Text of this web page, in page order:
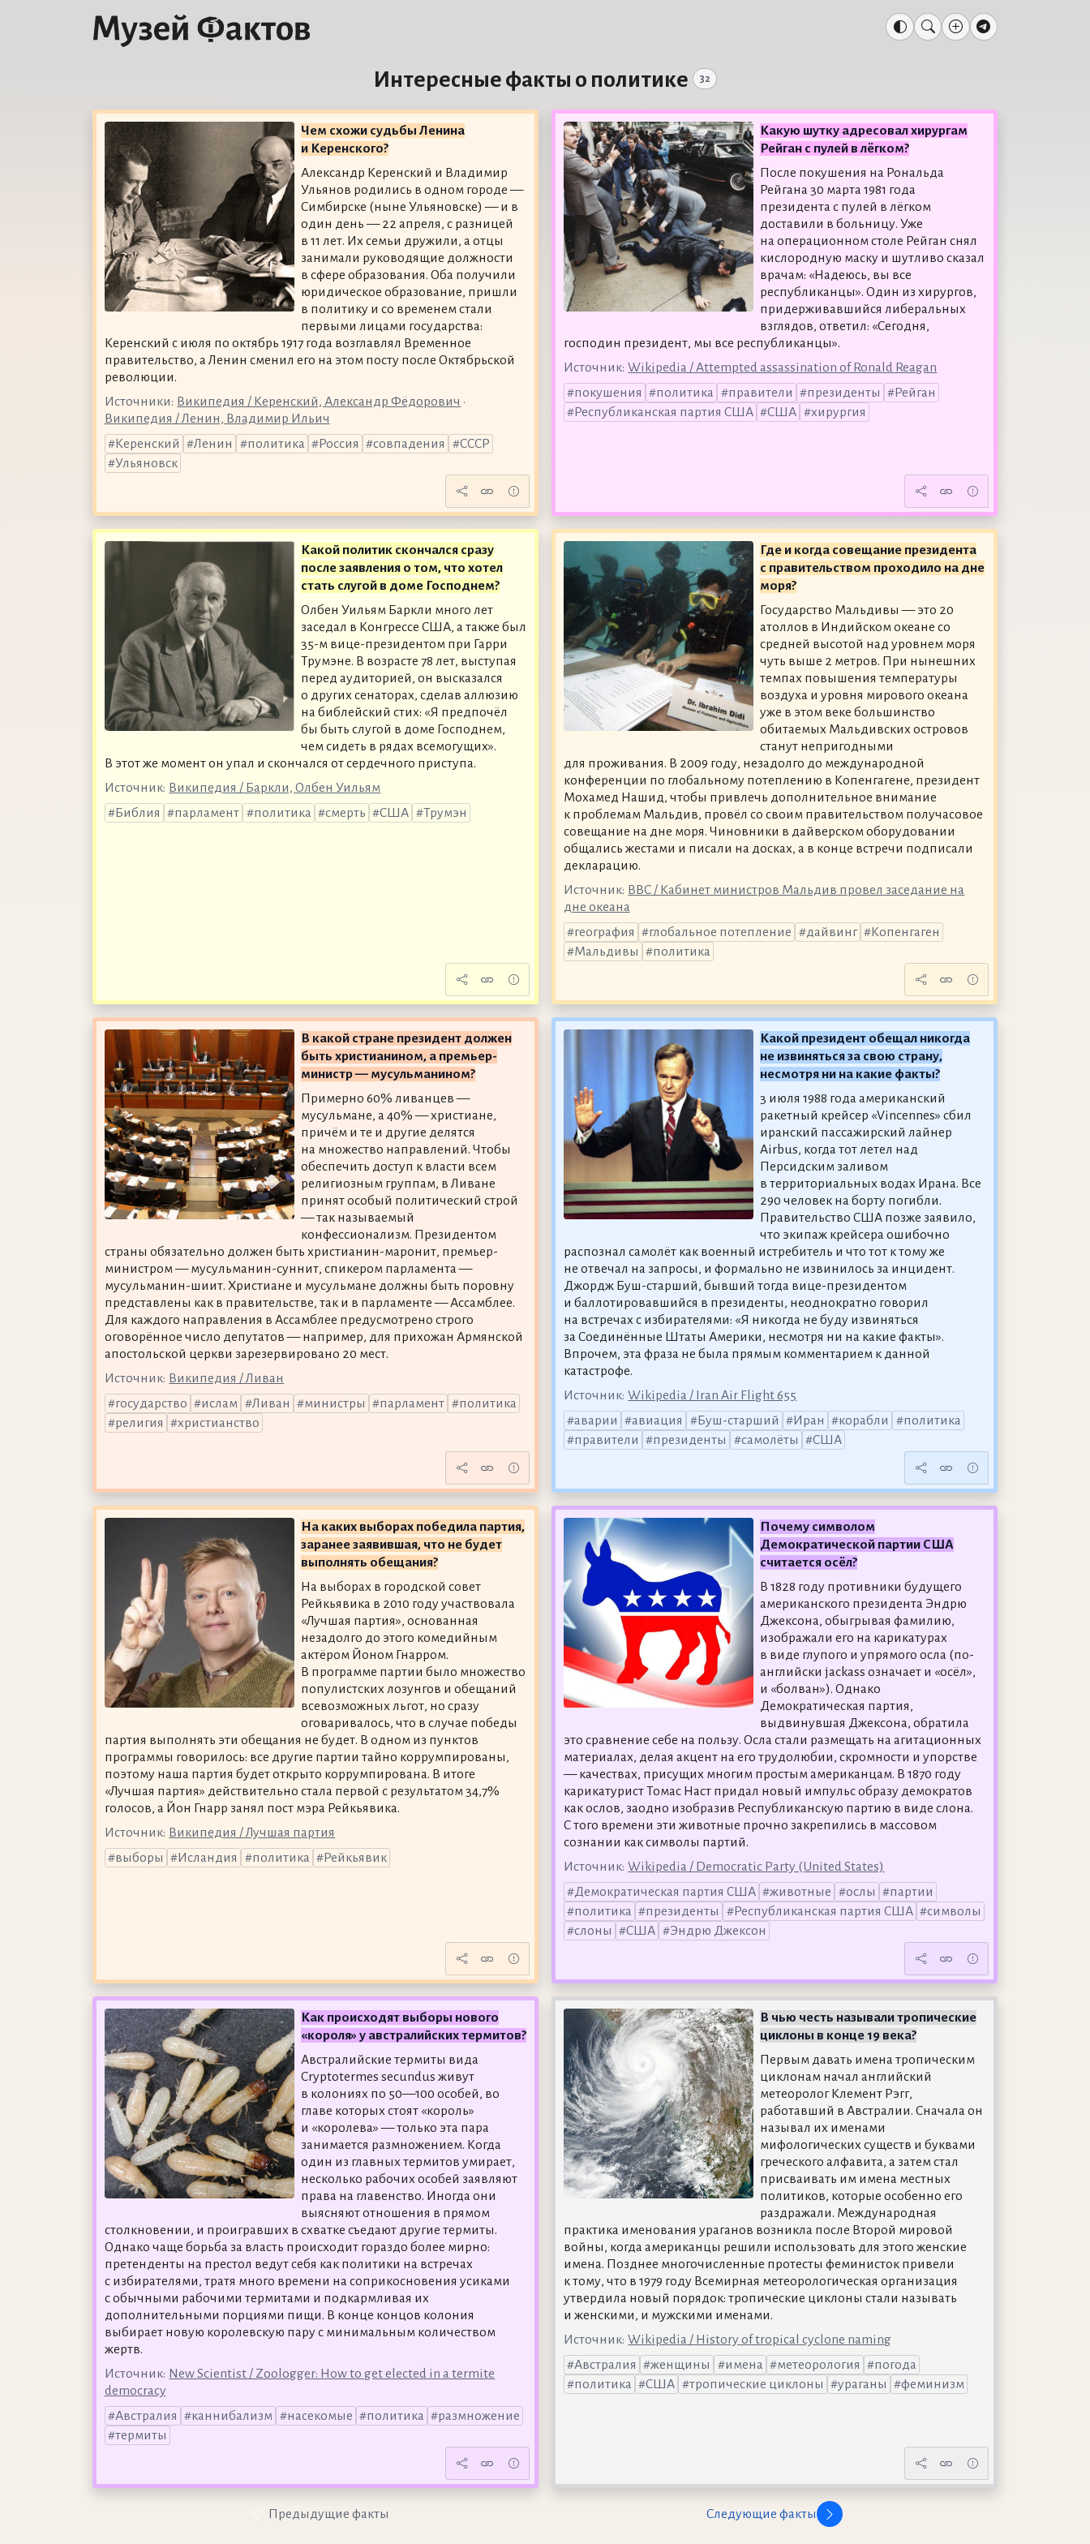
Интересные факты о политике 32
Чем схожи судьбы Ленина
и Керенского?
Александр Керенский и Владимир
Ульянов родились в одном городе —
Симбирске (ныне Ульяновске) — и в
один день — 22 апреля, с разницей
в 11 лет. Их семьи дружили, а отцы
занимали руководящие должности
в сфере образования. Оба получили
юридическое образование, пришли
в политику и со временем стали
первыми лицами государства:
Керенский с июля по октябрь 1917 года возглавлял Временное
правительство, а Ленин сменил его на этом посту после Октябрьской
революции.
Источники: Википедия / Керенский, Александр Фёдорович •
Википедия / Ленин, Владимир Ильич
Керенский
Ленин политика Россия совпадения
СССР
Ульяновск
Какую шутку адресовал хирургам
Рейган с пулей в лёгком?
После покушения на Рональда
Рейгана 30 марта 1981 года
президента с пулей в лёгком
доставили в больницу. Уже
на операционном столе Рейган снял
кислородную маску и шутливо сказал
врачам: «Надеюсь, вы все
республиканцы». Один из хирургов,
придерживавшийся либеральных
взглядов, ответил: «Сегодня,
господин президент, мы все республиканцы».
Источник: Wikipedia / Attempted assassination of Ronald Reagan
покушения
политика правители президенты
Рейган
Республиканская партия США
США хирургия
Какой политик скончался сразу
после заявления о том, что хотел
стать слугой в доме Господнем?
Олбен Уильям Баркли много лет
заседал в Конгрессе США, а также был
35-м вице-президентом при Гарри
Трумэне. В возрасте 78 лет, выступая
перед аудиторией, он высказался
о других сенаторах, сделав аллюзию
на библейский стих: «Я предпочёл
бы быть слугой в доме Господнем,
чем сидеть в рядах всемогущих».
В этот же момент он упал и скончался от сердечного приступа.
Источник: Википедия / Баркли, Олбен Уильям
Библия
парламент политика смерть США Трумэн
Где и когда совещание президента
с правительством проходило на дне
моря?
Государство Мальдивы — это 20
атоллов в Индийском океане со
средней высотой над уровнем моря
чуть выше 2 метров. При нынешних
темпах повышения температуры
воздуха и уровня мирового океана
уже в этом веке большинство
обитаемых Мальдивских островов
станут непригодными
для проживания. В 2009 году, незадолго до международной
конференции по глобальному потеплению в Копенгагене, президент
Мохамед Нашид, чтобы привлечь дополнительное внимание
к проблемам Мальдив, провёл со своим правительством получасовое
совещание на дне моря. Чиновники в дайверском оборудовании
общались жестами и писали на досках, а в конце встречи подписали
декларацию.
Источник: BBC / Кабинет министров Мальдив провел заседание на
дне океана
география
глобальное потепление дайвинг
Копенгаген
Мальдивы
политика
В какой стране президент должен
быть христианином, а премьер-
министр — мусульманином?
Примерно 60% ливанцев —
мусульмане, а 40% — христиане,
причём и те и другие делятся
на множество направлений. Чтобы
обеспечить доступ к власти всем
религиозным группам, в Ливане
принят особый политический строй
— так называемый
конфессионализм. Президентом
страны обязательно должен быть христианин-маронит, премьер-
министром — мусульманин-суннит, спикером парламента —
мусульманин-шиит. Христиане и мусульмане должны быть поровну
представлены как в правительстве, так и в парламенте — Ассамблее.
Для каждого направления в Ассамблее предусмотрено строго
оговорённое число депутатов — например, для прихожан Армянской
апостольской церкви зарезервировано 20 мест.
Источник: Википедия / Ливан
государство
ислам Ливан министры парламент
политика
религия
христианство
Какой президент обещал никогда
не извиняться за свою страну,
несмотря ни на какие факты?
3 июля 1988 года американский
ракетный крейсер «Vincennes» сбил
иранский пассажирский лайнер
Airbus, когда тот летел над
Персидским заливом
в территориальных водах Ирана. Все
290 человек на борту погибли.
Правительство США позже заявило,
что экипаж крейсера ошибочно
распознал самолёт как военный истребитель и что тот к тому же
не отвечал на запросы, и формально не извинилось за инцидент.
Джордж Буш-старший, бывший тогда вице-президентом
и баллотировавшийся в президенты, неоднократно говорил
на встречах с избирателями: «Я никогда не буду извиняться
за Соединённые Штаты Америки, несмотря ни на какие факты».
Впрочем, эта фраза не была прямым комментарием к данной
катастрофе.
Источник: Wikipedia / Iran Air Flight 655
аварии
авиация Буш-старший Иран корабли
политика
правители
президенты самолёты США
На каких выборах победила партия,
заранее заявившая, что не будет
выполнять обещания?
На выборах в городской совет
Рейкьявика в 2010 году участвовала
«Лучшая партия», основанная
незадолго до этого комедийным
актёром Йоном Гнарром.
В программе партии было множество
популистских лозунгов и обещаний
всевозможных льгот, но сразу
оговаривалось, что в случае победы
партия выполнять эти обещания не будет. В одном из пунктов
программы говорилось: все другие партии тайно коррумпированы,
поэтому наша партия будет открыто коррумпирована. В итоге
«Лучшая партия» действительно стала первой с результатом 34,7%
голосов, а Йон Гнарр занял пост мэра Рейкьявика.
Источник: Википедия / Лучшая партия
выборы
Исландия политика Рейкьявик
Почему символом
Демократической партии США
считается осёл?
В 1828 году противники будущего
американского президента Эндрю
Джексона, обыгрывая фамилию,
изображали его на карикатурах
в виде глупого и упрямого осла (по-
английски jackass означает и «осёл»,
и «болван»). Однако
Демократическая партия,
выдвинувшая Джексона, обратила
это сравнение себе на пользу. Осла стали размещать на агитационных
материалах, делая акцент на его трудолюбии, скромности и упорстве
— качествах, присущих многим простым американцам. В 1870 году
карикатурист Томас Наст придал новый импульс образу демократов
как ослов, заодно изобразив Республиканскую партию в виде слона.
С того времени эти животные прочно закрепились в массовом
сознании как символы партий.
Источник: Wikipedia / Democratic Party (United States)
Демократическая партия США
животные ослы
партии
политика
президенты Республиканская партия США
символы
слоны
США Эндрю Джексон
Как происходят выборы нового
«короля» у австралийских термитов?
Австралийские термиты вида
Cryptotermes secundus живут
в колониях по 50—100 особей, во
главе которых стоят «король»
и «королева» — только эта пара
занимается размножением. Когда
один из главных термитов умирает,
несколько рабочих особей заявляют
права на главенство. Иногда они
выясняют отношения в прямом
столкновении, и проигравших в схватке съедают другие термиты.
Однако чаще борьба за власть происходит гораздо более мирно:
претенденты на престол ведут себя как политики на встречах
с избирателями, тратя много времени на соприкосновения усиками
с обычными рабочими термитами и подкармливая их
дополнительными порциями пищи. В конце концов колония
выбирает новую королевскую пару с минимальным количеством
жертв.
Источник: New Scientist / Zoologger: How to get elected in a termite
democracy
Австралия
каннибализм насекомые политика
размножение
термиты
В чью честь называли тропические
циклоны в конце 19 века?
Первым давать имена тропическим
циклонам начал английский
метеоролог Клемент Рэгг,
работавший в Австралии. Сначала он
называл их именами
мифологических существ и буквами
греческого алфавита, а затем стал
присваивать им имена местных
политиков, которые особенно его
раздражали. Международная
практика именования ураганов возникла после Второй мировой
войны, когда американцы решили использовать для этого женские
имена. Позднее многочисленные протесты феминисток привели
к тому, что в 1979 году Всемирная метеорологическая организация
утвердила новый порядок: тропические циклоны стали называть
и женскими, и мужскими именами.
Источник: Wikipedia / History of tropical cyclone naming
Австралия
женщины имена метеорология
погода
политика
США тропические циклоны ураганы феминизм
Предыдущие факты Следующие факты